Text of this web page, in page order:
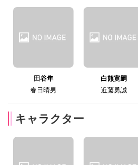
田谷隼
春日晴男
白熊寛嗣
近藤勇誠
キャラクター